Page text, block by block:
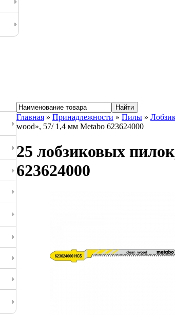
Главная » Принадлежности » Пилы »
wood», 57/ 1,4 мм Metabo 623624000
25 лобзиковых
623624000